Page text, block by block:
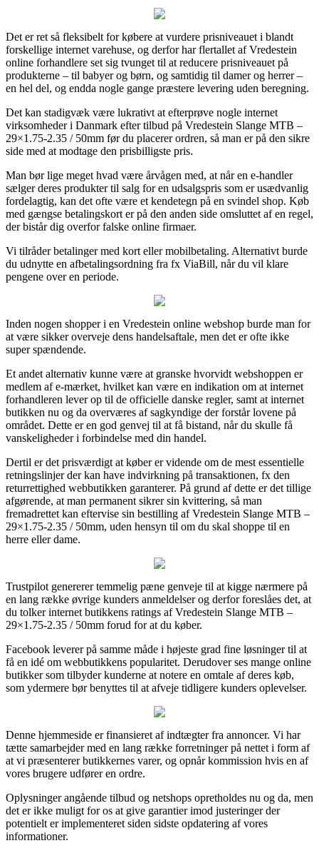
Det er ret så fleksibelt for købere at vurdere prisniveauet i blandt
forskellige internet varehuse, og derfor har flertallet af Vredestein
online forhandlere set sig tvunget til at reducere prisniveauet på
produkterne – til babyer og børn, og samtidig til damer og herrer –
en hel del, og endda nogle gange præstere levering uden beregning.
Det kan stadigvæk være lukrativt at efterprøve nogle internet
virksomheder i Danmark efter tilbud på Vredestein Slange MTB –
29×1.75-2.35 / 50mm før du placerer ordren, så man er på den sikre
side med at modtage den prisbilligste pris.
Man bør lige meget hvad være årvågen med, at når en e-handler
sælger deres produkter til salg for en udsalgspris som er usædvanlig
fordelagtig, kan det ofte være et kendetegn på en svindel shop. Køb
med gængse betalingskort er på den anden side omsluttet af en regel,
der bistår dig overfor falske online firmaer.
Vi tilråder betalinger med kort eller mobilbetaling. Alternativt burde
du udnytte en afbetalingsordning fra fx ViaBill, når du vil klare
pengene over en periode.
Inden nogen shopper i en Vredestein online webshop burde man for
at være sikker overveje dens handelsaftale, men det er ofte ikke
super spændende.
Et andet alternativ kunne være at granske hvorvidt webshoppen er
medlem af e-mærket, hvilket kan være en indikation om at internet
forhandleren lever op til de officielle danske regler, samt at internet
butikken nu og da overværes af sagkyndige der forstår lovene på
området. Dette er en god genvej til at få bistand, når du skulle få
vanskeligheder i forbindelse med din handel.
Dertil er det prisværdigt at køber er vidende om de mest essentielle
retningslinjer der kan have indvirkning på transaktionen, fx den
returrettighed webbutikken garanterer. På grund af dette er det tillige
afgørende, at man permanent sikrer sin kvittering, så man
fremadrettet kan eftervise sin bestilling af Vredestein Slange MTB –
29×1.75-2.35 / 50mm, uden hensyn til om du skal shoppe til en
herre eller dame.
Trustpilot genererer temmelig pæne genveje til at kigge nærmere på
en lang række øvrige kunders anmeldelser og derfor foreslåes det, at
du tolker internet butikkens ratings af Vredestein Slange MTB –
29×1.75-2.35 / 50mm forud for at du køber.
Facebook leverer på samme måde i højeste grad fine løsninger til at
få en idé om webbutikkens popularitet. Derudover ses mange online
butikker som tilbyder kunderne at notere en omtale af deres køb,
som ydermere bør benyttes til at afveje tidligere kunders oplevelser.
Denne hjemmeside er finansieret af indtægter fra annoncer. Vi har
tætte samarbejder med en lang række forretninger på nettet i form af
at vi præsenterer butikkernes varer, og opnår kommission hvis en af
vores brugere udfører en ordre.
Oplysninger angående tilbud og netshops opretholdes nu og da, men
det er ikke muligt for os at give garantier imod justeringer der
potentielt er implementeret siden sidste opdatering af vores
informationer.